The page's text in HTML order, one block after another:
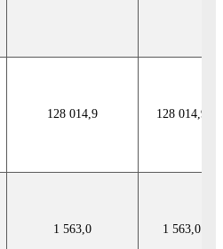
128 014,9 128 014,9
1 563,0 1 563,0